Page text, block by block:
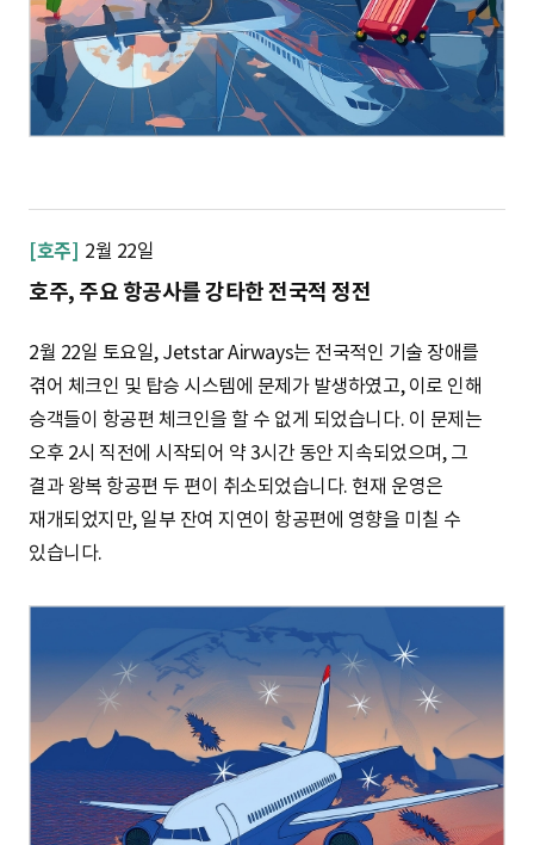
[호주] 2월 22일
호주, 주요 항공사를 강타한 전국적 정전
2월 22일 토요일, Jetstar Airways는 전국적인 기술 장애를
겪어 체크인 및 탑승 시스템에 문제가 발생하였고, 이로 인해
승객들이 항공편 체크인을 할 수 없게 되었습니다. 이 문제는
오후 2시 직전에 시작되어 약 3시간 동안 지속되었으며, 그
결과 왕복 항공편 두 편이 취소되었습니다. 현재 운영은
재개되었지만, 일부 잔여 지연이 항공편에 영향을 미칠 수
있습니다.